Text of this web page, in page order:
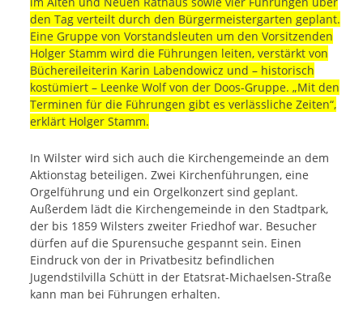
den Tag verteilt durch den Bürgermeistergarten geplant.
Eine Gruppe von Vorstandsleuten um den Vorsitzenden
Holger Stamm wird die Führungen leiten, verstärkt von
Büchereileiterin Karin Labendowicz und – historisch
kostümiert – Leenke Wolf von der Doos-Gruppe. „Mit den
Terminen für die Führungen gibt es verlässliche Zeiten“,
erklärt Holger Stamm.
In Wilster wird sich auch die Kirchengemeinde an dem
Aktionstag beteiligen. Zwei Kirchenführungen, eine
Orgelführung und ein Orgelkonzert sind geplant.
Außerdem lädt die Kirchengemeinde in den Stadtpark,
der bis 1859 Wilsters zweiter Friedhof war. Besucher
dürfen auf die Spurensuche gespannt sein. Einen
Eindruck von der in Privatbesitz befindlichen
Jugendstilvilla Schütt in der Etatsrat-Michaelsen-Straße
kann man bei Führungen erhalten.